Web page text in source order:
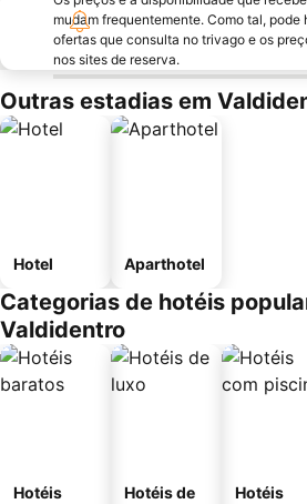
mudam frequentemente. Como tal,
ofertas que consulta no trivago e os
nos sites de reserva.
Outras estadias em
Hotel Aparthotel
Categorias de hotéis
Valdidentro
Hotéis
Hotéis de
Hotéis